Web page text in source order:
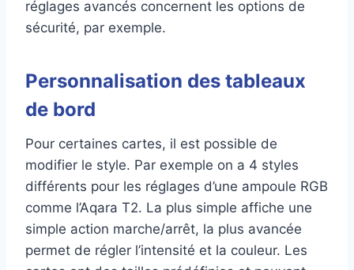
réglages avancés concernent les options de
sécurité, par exemple.
Personnalisation des tableaux
de bord
Pour certaines cartes, il est possible de
modifier le style. Par exemple on a 4 styles
différents pour les réglages d’une ampoule RGB
comme l’Aqara T2. La plus simple affiche une
simple action marche/arrêt, la plus avancée
permet de régler l’intensité et la couleur. Les